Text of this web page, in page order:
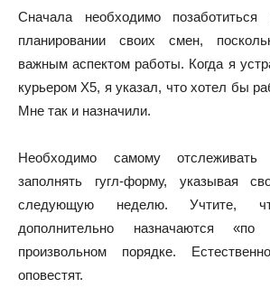
Сначала необходимо позаботиться
планировании своих смен,
важным аспектом работы. Когда я
курьером Х5, я указал, что хотел бы
Мне так и назначили.
Необходимо самому отслеживать
заполнять гугл-форму, указывая
следующую неделю. Учтите,
дополнительно назначаются «по
произвольном порядке.
оповестят.